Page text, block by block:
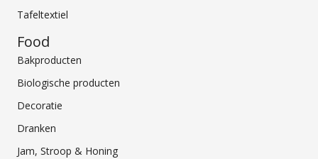
Tafeltextiel
Food
Bakproducten
Biologische producten
Decoratie
Dranken
Jam, Stroop & Honing